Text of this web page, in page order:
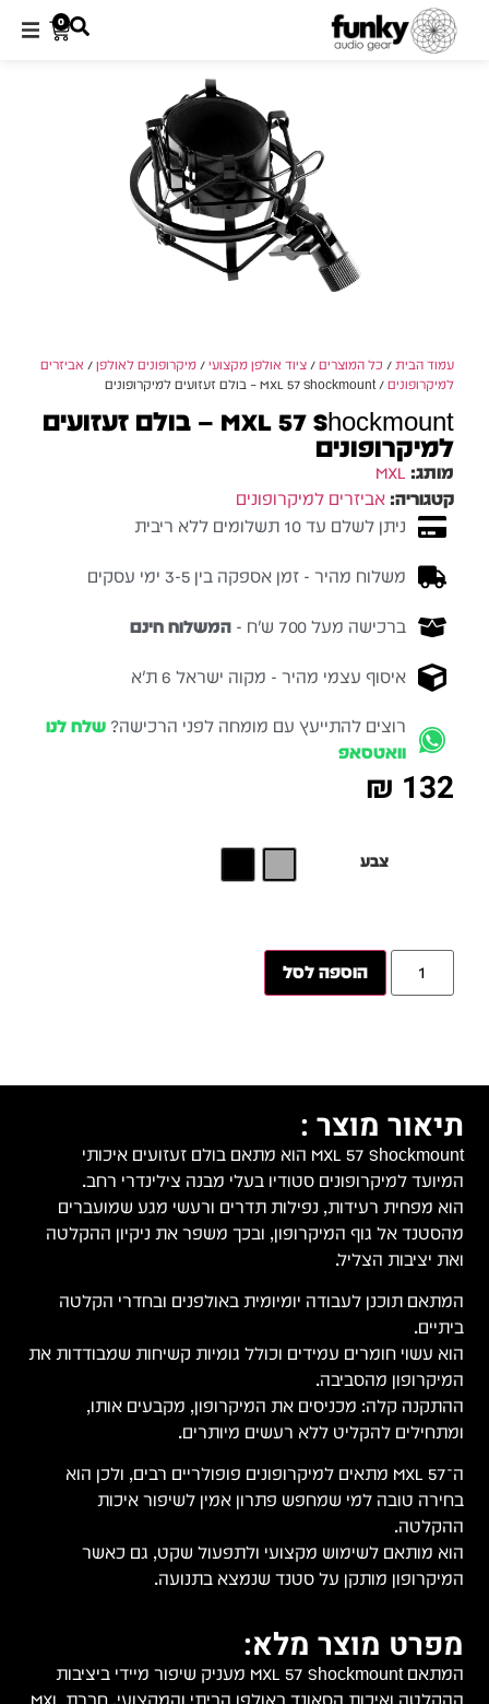
0
עמוד הבית / כל המוצרים /ציוד אולפן מקצועי /מיקרופונים לאולפן / אביזרים
למיקרופונים / MXL 57 Shockmount – בולם זעזועים למיקרופונים
MXL 57 Shockmount – בולם זעזועים
למיקרופונים
מותג: MXL
קטגוריה:אביזרים למיקרופונים
ניתן לשלם עד 10 תשלומים ללא ריבית
משלוח מהיר - זמן אספקה בין 3-5 ימי עסקים
ברכישה מעל 700 ש״ח - המשלוח חינם
איסוף עצמי מהיר - מקוה ישראל 6 ת״א
רוצים להתייעץ עם מומחה לפני הרכישה? שלח לנו
וואטסאפ
₪ 132
צבע
הוספה לסל
תיאור מוצר :
MXL 57 Shockmount הוא מתאם בולם זעזועים איכותי
המיועד למיקרופונים סטודיו בעלי מבנה צילינדרי רחב.
הוא מפחית רעידות, נפילות תדרים ורעשי מגע שמועברים
מהסטנד אל גוף המיקרופון, ובכך משפר את ניקיון ההקלטה
ואת יציבות הצליל.
המתאם תוכנן לעבודה יומיומית באולפנים ובחדרי הקלטה
ביתיים.
הוא עשוי חומרים עמידים וכולל גומיות קשיחות שמבודדות את
המיקרופון מהסביבה.
ההתקנה קלה: מכניסים את המיקרופון, מקבעים אותו,
ומתחילים להקליט ללא רעשים מיותרים.
ה־MXL 57 מתאים למיקרופונים פופולריים רבים, ולכן הוא
בחירה טובה למי שמחפש פתרון אמין לשיפור איכות
ההקלטה.
הוא מותאם לשימוש מקצועי ולתפעול שקט, גם כאשר
המיקרופון מותקן על סטנד שנמצא בתנועה.
מפרט מוצר מלא:
המתאם MXL 57 Shockmount מעניק שיפור מיידי ביציבות